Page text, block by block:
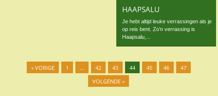
HAAPSALU
Je hebt altijd leuke verrassingen als je
op reis bent. Zo’n verrassing is
Haapsalu,...
« VORIGE 1 … 42 43 44 45 46
47
VOLGENDE »